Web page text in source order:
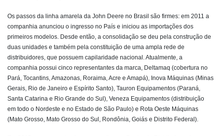
Os passos da linha amarela da John Deere no Brasil são firmes: em 2011 a
companhia anunciou o ingresso no País e iniciou as importações dos
primeiros modelos. Desde então, a consolidação se deu pela construção de
duas unidades e também pela constituição de uma ampla rede de
distribuidores, que possuem capilaridade nacional. Atualmente, a
companhia possui cinco representantes da marca, Deltamaq (cobertura no
Pará, Tocantins, Amazonas, Roraima, Acre e Amapá), Inova Máquinas (Minas
Gerais, Rio de Janeiro e Espírito Santo), Tauron Equipamentos (Paraná,
Santa Catarina e Rio Grande do Sul), Veneza Equipamentos (distribuição
em todo o Nordeste e no Estado de São Paulo) e Rota Oeste Máquinas
(Mato Grosso, Mato Grosso do Sul, Rondônia, Goiás e Distrito Federal).